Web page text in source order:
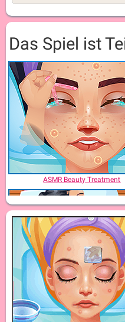
Das Spiel ist
ASMR Beauty Treatment
ASMR Beauty Japanese